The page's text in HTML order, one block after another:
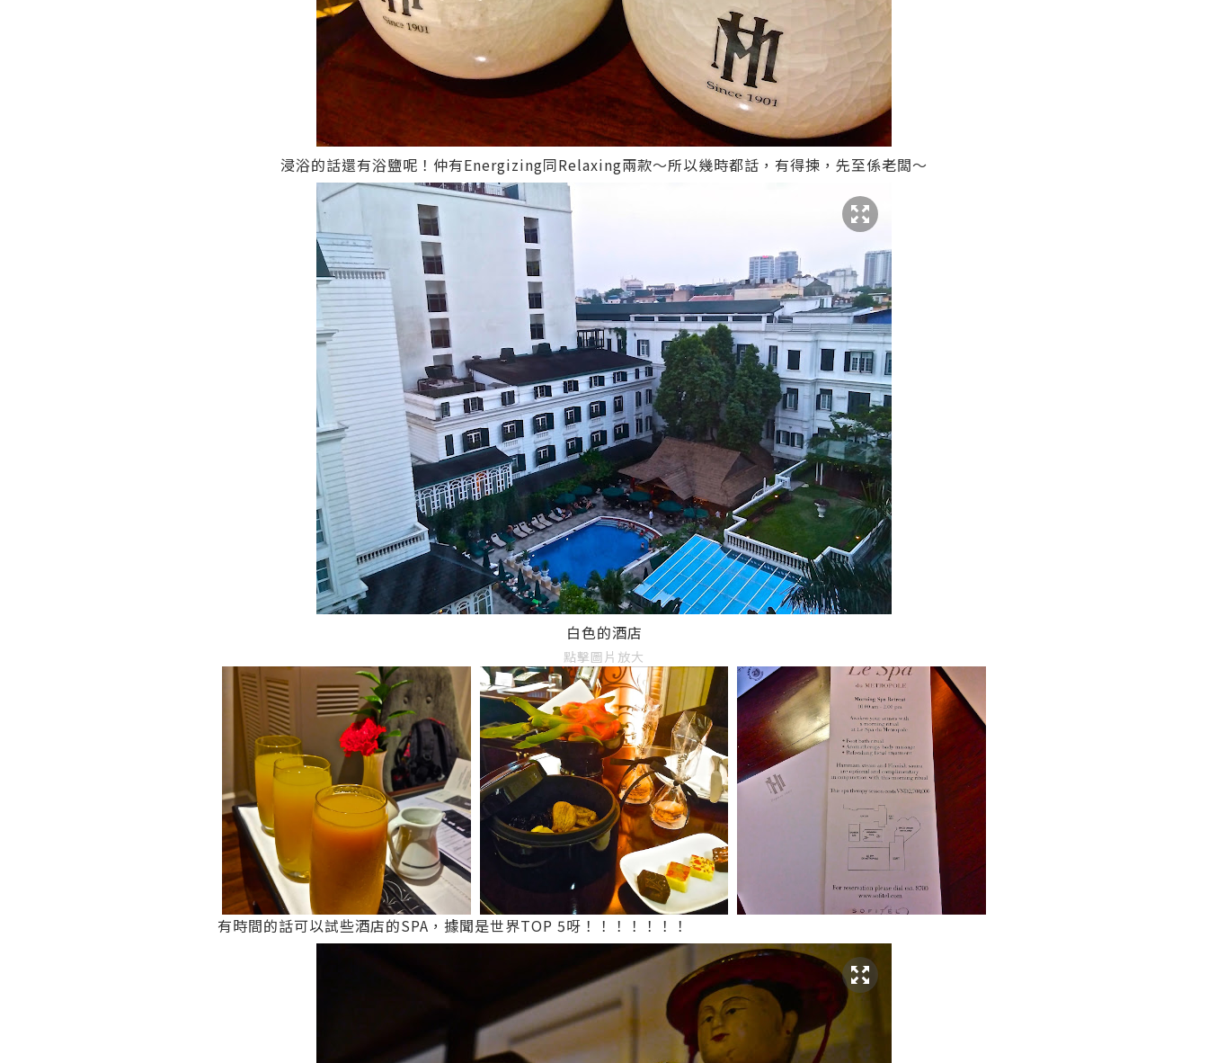
浸浴的話還有浴鹽呢！仲有Energizing同Relaxing兩款～所以幾時都話，有得揀，先至係老闆～
白色的酒店
點擊圖片放大
有時間的話可以試些酒店的SPA，據聞是世界TOP 5呀！！！！！！！